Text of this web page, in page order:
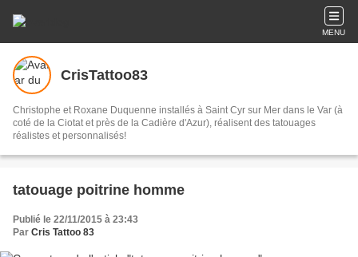
MENU
CrisTattoo83
Christophe et Roxane Duquenne installés à Saint Cyr sur Mer dans le Var (à
coté de la Ciotat et près de la Cadière d'Azur), réalisent des tatouages
réalistes et personnalisés!
tatouage poitrine homme
Publié le 22/11/2015 à 23:43
Par Cris Tattoo 83